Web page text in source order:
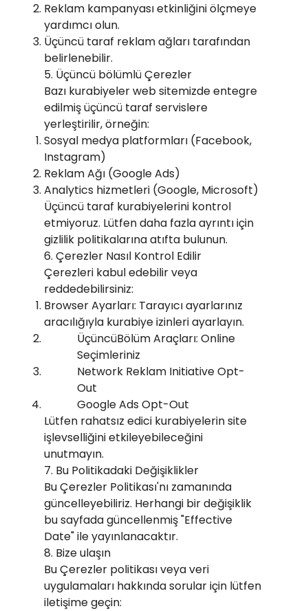
Reklam kampanyası etkinliğini ölçmeye
yardımcı olun.
Üçüncü taraf reklam ağları tarafından
belirlenebilir.
5. Üçüncü bölümlü Çerezler
Bazı kurabiyeler web sitemizde entegre
edilmiş üçüncü taraf servislere
yerleştirilir, örneğin:
Sosyal medya platformları (Facebook,
Instagram)
Reklam Ağı (Google Ads)
Analytics hizmetleri (Google, Microsoft)
Üçüncü taraf kurabiyelerini kontrol
etmiyoruz. Lütfen daha fazla ayrıntı için
gizlilik politikalarına atıfta bulunun.
6. Çerezler Nasıl Kontrol Edilir
Çerezleri kabul edebilir veya
reddedebilirsiniz:
Browser Ayarları: Tarayıcı ayarlarınız
aracılığıyla kurabiye izinleri ayarlayın.
ÜçüncüBölüm Araçları: Online
Seçimleriniz
Network Reklam Initiative Opt-
Out
Google Ads Opt-Out
Lütfen rahatsız edici kurabiyelerin site
işlevselliğini etkileyebileceğini
unutmayın.
7. Bu Politikadaki Değişiklikler
Bu Çerezler Politikası'nı zamanında
güncelleyebiliriz. Herhangi bir değişiklik
bu sayfada güncellenmiş "Effective
Date" ile yayınlanacaktır.
8. Bize ulaşın
Bu Çerezler politikası veya veri
uygulamaları hakkında sorular için lütfen
iletişime geçin: